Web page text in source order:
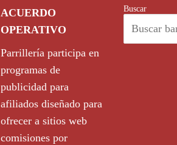
ACUERDO
OPERATIVO
Parrillería participa en
programas de
publicidad para
afiliados diseñado para
ofrecer a sitios web
comisiones por
Buscar